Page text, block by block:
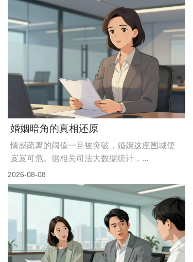
婚姻暗角的真相还原
情感疏离的阈值一旦被突破，婚姻这座围城便
岌岌可危。据相关司法大数据统计，...
2026-08-08